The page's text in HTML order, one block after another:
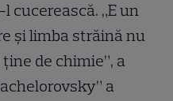
cucerească. „E un
şi limba străină nu
de chimie”, a
a